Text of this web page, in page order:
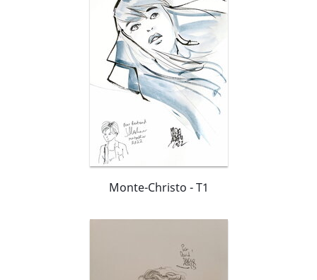
Monte-Christo - T1